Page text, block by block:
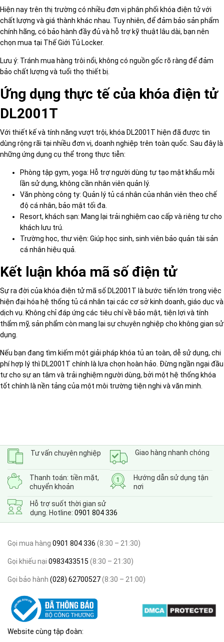
Hiện nay trên thị trường có nhiều đơn vị phân phối khóa điện tử với
chất lượng và giá thành khác nhau. Tuy nhiên, để đảm bảo sản phẩm
chính hãng, có bảo hành đầy đủ và hỗ trợ kỹ thuật lâu dài, bạn nên
chọn mua tại Thế Giới Tủ Locker.
Lưu ý: Tránh mua hàng trôi nổi, không có nguồn gốc rõ ràng để đảm
bảo chất lượng và tuổi thọ thiết bị.
Ứng dụng thực tế của khóa điện tử
DL2001T
Với thiết kế và tính năng vượt trội, khóa DL2001T hiện đã được tin
dùng rộng rãi tại nhiều đơn vị, doanh nghiệp trên toàn quốc. Sau đây là
những ứng dụng cụ thể trong thực tiễn:
Phòng tập gym, yoga: Hỗ trợ người dùng tự tạo mật khẩu mỗi
lần sử dụng, không cần nhân viên quản lý.
Văn phòng công ty: Quản lý tủ cá nhân của nhân viên theo chế
độ cá nhân, bảo mật tối đa.
Resort, khách sạn: Mang lại trải nghiệm cao cấp và riêng tư cho
khách lưu trú.
Trường học, thư viện: Giúp học sinh, sinh viên bảo quản tài sản
cá nhân hiệu quả.
Kết luận khóa mã số điện tử
Sự ra đời của khóa điện tử mã số DL2001T là bước tiến lớn trong việc
hiện đại hóa hệ thống tủ cá nhân tại các cơ sở kinh doanh, giáo dục và
dịch vụ. Không chỉ đáp ứng các tiêu chí về bảo mật, tiện lợi và tính
thẩm mỹ, sản phẩm còn mang lại sự chuyên nghiệp cho không gian sử
dụng.
Nếu bạn đang tìm kiếm một giải pháp khóa tủ an toàn, dễ sử dụng, chi
phí hợp lý thì DL2001T chính là lựa chọn hoàn hảo. Đừng ngần ngại đầu
tư cho sự an tâm và trải nghiệm người dùng, bởi một hệ thống khóa
tốt chính là nền tảng của một môi trường tiện nghi và văn minh.
Tư vấn chuyên nghiệp Giao hàng nhanh chóng
Thanh toán: tiền mặt,
chuyển khoản
Hướng dẫn sử dụng tận
nơi
Hỗ trợ suốt thời gian sử
dụng. Hotline: 0901 804 336
Gọi mua hàng 0901 804 336 (8:30 – 21:30)
Gọi khiếu nại 0983433515 (8:30 – 21:30)
Gọi bảo hành (028) 62700527(8:30 – 21:00)
Website cùng tập đoàn: